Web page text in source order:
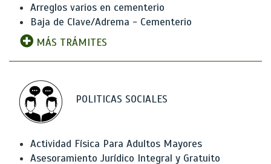
Arreglos varios en cementerio
Baja de Clave/Adrema - Cementerio
MÁS TRÁMITES
POLITICAS SOCIALES
Actividad Física Para Adultos Mayores
Asesoramiento Jurídico Integral y Gratuito